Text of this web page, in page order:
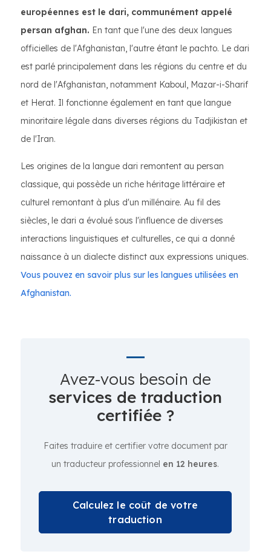
européennes est le dari, communément appelé
persan afghan. En tant que l'une des deux langues
officielles de l'Afghanistan, l'autre étant le pachto. Le dari
est parlé principalement dans les régions du centre et du
nord de l'Afghanistan, notamment Kaboul, Mazar-i-Sharif
et Herat. Il fonctionne également en tant que langue
minoritaire légale dans diverses régions du Tadjikistan et
de l'Iran.
Les origines de la langue dari remontent au persan
classique, qui possède un riche héritage littéraire et
culturel remontant à plus d'un millénaire. Au fil des
siècles, le dari a évolué sous l'influence de diverses
interactions linguistiques et culturelles, ce qui a donné
naissance à un dialecte distinct aux expressions uniques.
Vous pouvez en savoir plus sur les langues utilisées en
Afghanistan.
Avez-vous besoin de
services de traduction
certifiée ?
Faites traduire et certifier votre document par
un traducteur professionnel en 12 heures.
Calculez le coût de votre
traduction